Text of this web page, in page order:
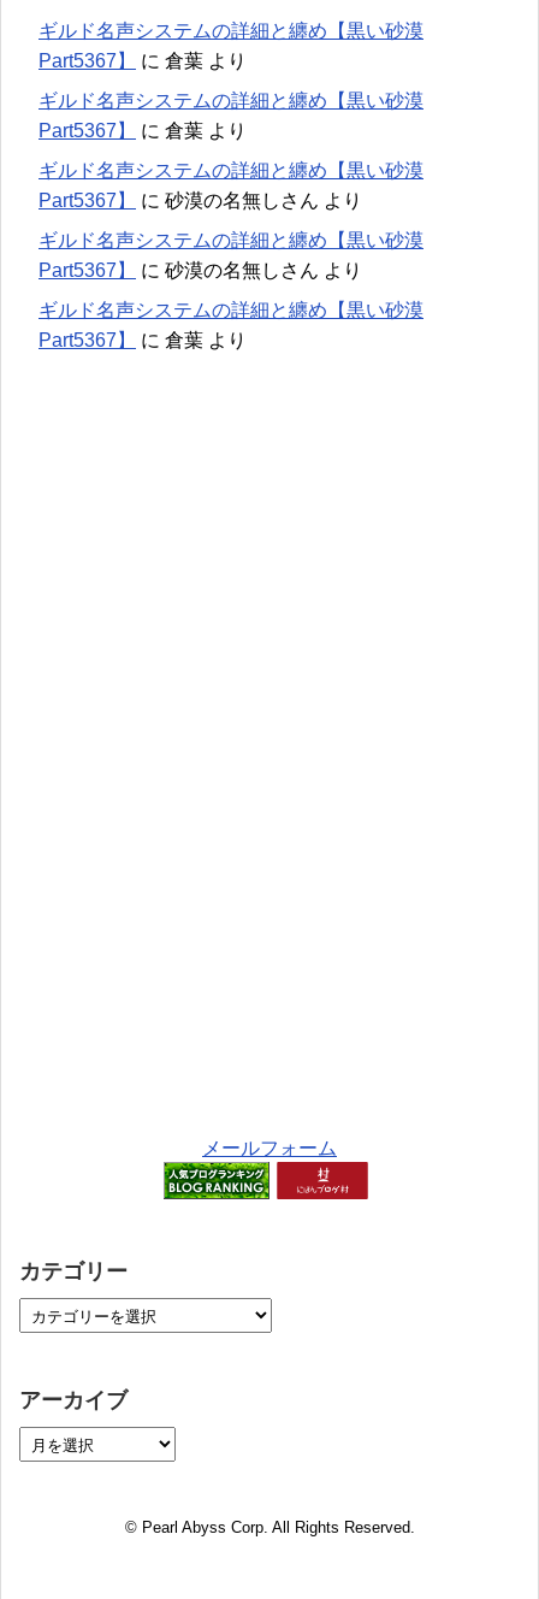
ギルド名声システムの詳細と纏め【黒い砂漠
Part5367】
に 倉葉 より
ギルド名声システムの詳細と纏め【黒い砂漠
Part5367】
に 倉葉 より
ギルド名声システムの詳細と纏め【黒い砂漠
Part5367】
に 砂漠の名無しさん より
ギルド名声システムの詳細と纏め【黒い砂漠
Part5367】
に 砂漠の名無しさん より
ギルド名声システムの詳細と纏め【黒い砂漠
Part5367】
に 倉葉 より
メールフォーム
カテゴリー
アーカイブ
© Pearl Abyss Corp. All Rights Reserved.